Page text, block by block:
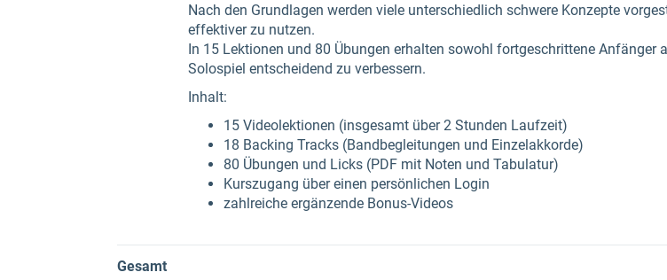
Nach den Grundlagen werden viele unterschiedlich schwere Konzepte
effektiver zu nutzen.
In 15 Lektionen und 80 Übungen erhalten sowohl fortgeschrittene Anfänger
Solospiel entscheidend zu verbessern.
Inhalt:
15 Videolektionen (insgesamt über 2 Stunden Laufzeit)
18 Backing Tracks (Bandbegleitungen und Einzelakkorde)
80 Übungen und Licks (PDF mit Noten und Tabulatur)
Kurszugang über einen persönlichen Login
zahlreiche ergänzende Bonus-Videos
Gesamt